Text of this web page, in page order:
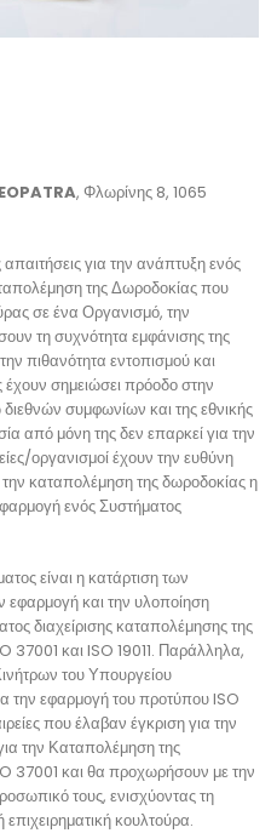
, Φλωρίνης 8, 1065
για την ανάπτυξη ενός
της Δωροδοκίας που
σε ένα Οργανισμό, την
τη συχνότητα εμφάνισης της
πιθανότητα εντοπισμού και
σημειώσει πρόοδο στην
συμφωνίων και της εθνικής
από μόνη της δεν επαρκεί για την
οργανισμοί έχουν την ευθύνη
καταπολέμηση της δωροδοκίας η
ενός Συστήματος
είναι η κατάρτιση των
εφαρμογή και την υλοποίηση
διαχείρισης καταπολέμησης της
37001 και ISO 19011. Παράλληλα,
του Υπουργείου
την εφαρμογή του προτύπου ISO
που έλαβαν έγκριση για την
την Καταπολέμηση της
37001 και θα προχωρήσουν με την
τους, ενισχύοντας τη
κουλτούρα.